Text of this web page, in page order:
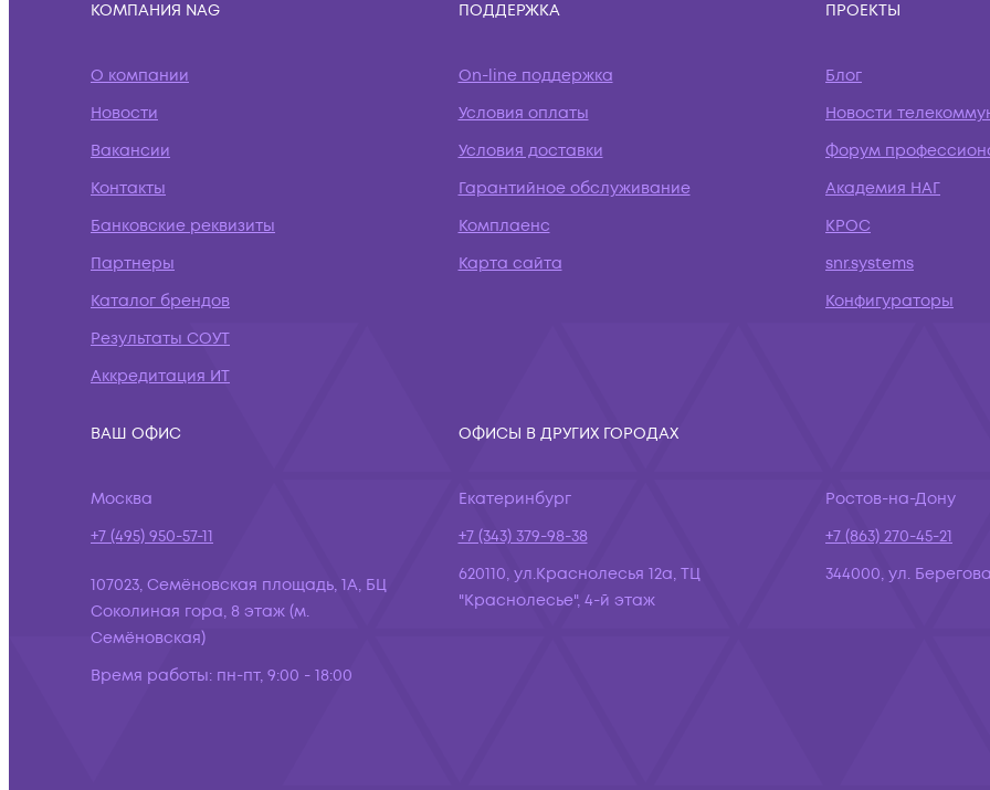
КОМПАНИЯ NAG
О компании
Новости
Вакансии
Контакты
Банковские реквизиты
Партнеры
Каталог брендов
Результаты СОУТ
Аккредитация ИТ
ПОДДЕРЖКА
On-line поддержка
Условия оплаты
Условия доставки
Гарантийное обслуживание
Комплаенс
Карта сайта
ПРОЕКТЫ
Блог
Новости
Форум
Академия НАГ
КРОС
snr.systems
Конфигураторы
ВАШ ОФИС
Москва
+7 (495) 950-57-11
107023, Семёновская площадь, 1А, БЦ
Соколиная гора, 8 этаж (м.
Семёновская)
Время работы: пн-пт, 9:00 - 18:00
ОФИСЫ В ДРУГИХ ГОРОДАХ
Екатеринбург
+7 (343) 379-98-38
620110, ул.Краснолесья 12а, ТЦ
"Краснолесье", 4-й этаж
Ростов-на-Дону
+7 (863) 270-45-21
344000, ул.